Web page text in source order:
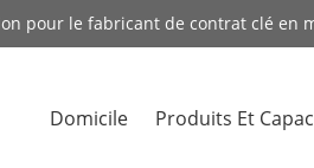
pour le fabricant de contrat clé en
Domicile Produits Et